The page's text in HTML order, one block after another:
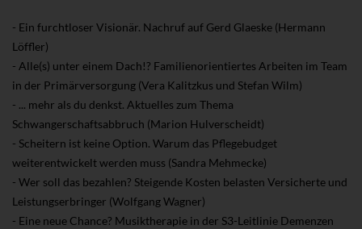
- Ein furchtloser Visionär. Nachruf auf Gerd Glaeske (Hermann
Löffler)
- Alle(s) unter einem Dach!? Familienorientiertes Arbeiten im Team
in der Primärversorgung (Vera Kalitzkus und Stefan Wilm)
- ... mehr als du denkst. Aktuelles zum Thema
Schwangerschaftsabbruch (Marion Hulverscheidt)
- Scheitern ist keine Option. Warum das Pflegebudget
weiterentwickelt werden muss (Sandra Mehmecke)
- Wer soll das bezahlen? Steigende Kosten belasten Versicherte und
Leistungserbringer (Wolfgang Wagner)
- Eine neue Chance? Musiktherapie in der S3-Leitlinie Demenzen